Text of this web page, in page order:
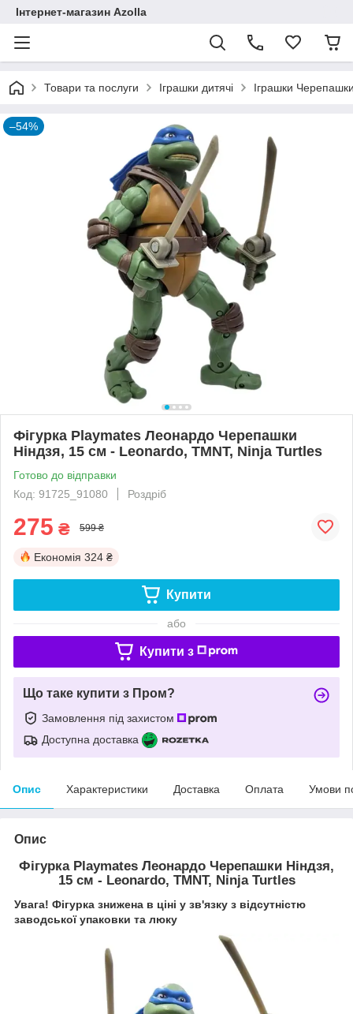
Інтернет-магазин Azolla
Товари та послуги Іграшки дитячі Іграшки
–54%
Фігурка Playmates Леонардо Черепашки
Ніндзя, 15 см - Leonardo, TMNT, Ninja Turtles
Готово до відправки
Код: 91725_91080
Роздріб
275 ₴ 599 ₴
Економія 324 ₴
Купити
або
Купити з
Що таке купити з Пром?
Замовлення під захистом
Доступна доставка
Опис Характеристики Доставка Оплата Умови
Опис
Фігурка Playmates Леонардо Черепашки Ніндзя,
15 см - Leonardo, TMNT, Ninja Turtles
Увага! Фігурка знижена в ціні у зв'язку з відсутністю
заводської упаковки та люку